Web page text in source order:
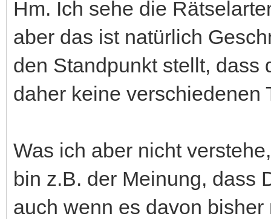
Hm. Ich sehe die
aber das ist natürlich
den Standpunkt stellt, dass
daher keine verschiedenen
Was ich aber nicht
bin z.B. der Meinung, dass
auch wenn es davon